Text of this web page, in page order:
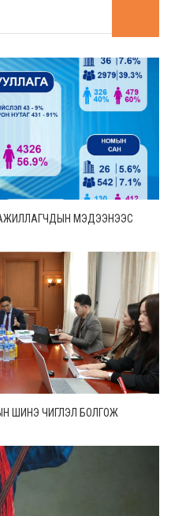
МЭДЭЭНЭЭС
ШИНЭ ЧИГЛЭЛ БОЛГОЖ